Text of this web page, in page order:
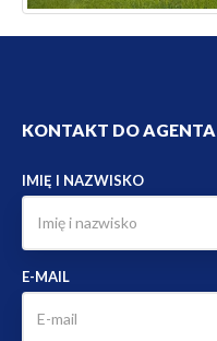
KONTAKT DO
IMIĘ I NAZWISKO
E-MAIL